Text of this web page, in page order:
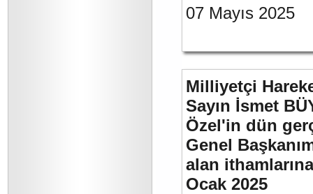
07 Mayıs 2025
Milliyetçi
Sayın İsmet
Özel'in dün
Genel
alan ithamlarına
Ocak 2025